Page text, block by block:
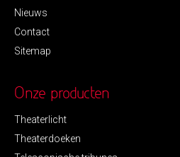
Nieuws
Contact
Sitemap
Onze producten
Theaterlicht
Theaterdoeken